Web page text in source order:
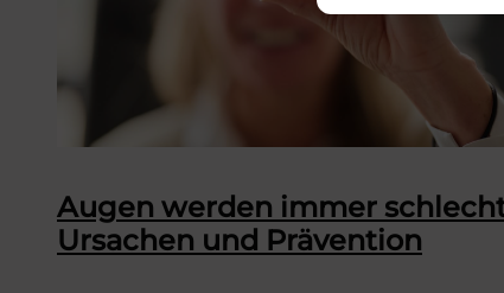
Augen werden immer
Ursachen und Prävention